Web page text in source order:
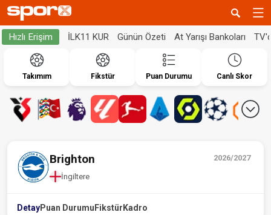
Hızlı Erişim İLK11 KUR Günün Özeti At Yarışı Bankoları
Takımım Fikstür Puan Durumu Canlı Skor
2026/2027
Brighton
İngiltere
DetayPuan Durumu Fikstür Kadro